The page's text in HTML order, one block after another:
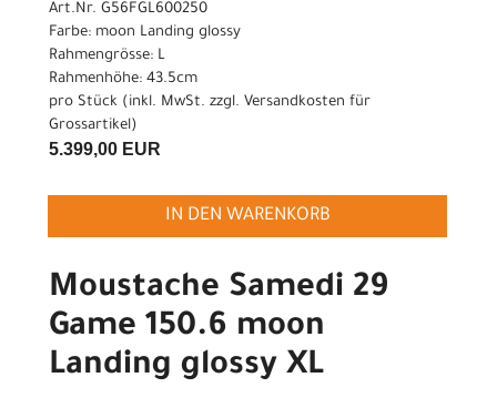
Art.Nr. G56FGL600250
Farbe: moon Landing glossy
Rahmengrösse: L
Rahmenhöhe: 43.5cm
pro Stück (inkl. MwSt. zzgl. Versandkosten für
Grossartikel)
5.399,00 EUR
IN DEN WARENKORB
Moustache Samedi 29
Game 150.6 moon
Landing glossy XL